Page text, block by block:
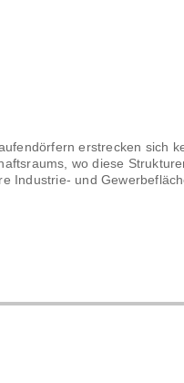
erstrecken sich
wo diese
Industrie- und